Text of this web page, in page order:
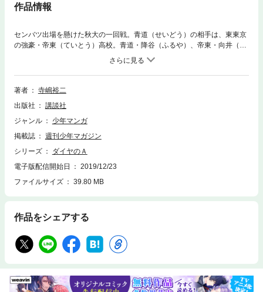
作品情報
センバツ出場を懸けた秋大の一回戦。青道（せいどう）の相手は、東東京
の強豪・帝東（ていとう）高校。青道・降谷（ふるや）、帝東・向井（む
かい）による緊迫の投手戦を強雨が遮る。長い中断を経て、ようやく試合
再開も降谷の様子がおかしい……。先制点を奪われ、尚ピンチが続く青
道。立ち込める暗雲をふり払うのは、誰なのか－－！？
著者
寺嶋裕二
出版社
講談社
ジャンル
少年マンガ
掲載誌
週刊少年マガジン
シリーズ
ダイヤのＡ
電子版配信開始日
2019/12/23
ファイルサイズ
39.80 MB
作品をシェアする